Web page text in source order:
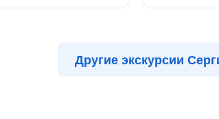
Другие экскурсии